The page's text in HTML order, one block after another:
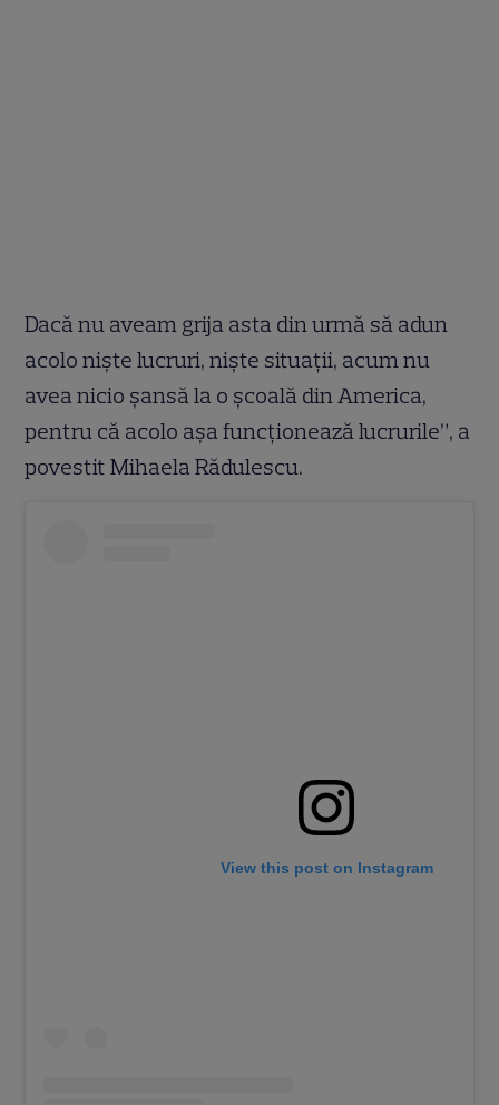
Dacă nu aveam grija asta din urmă să adun
acolo nişte lucruri, nişte situaţii, acum nu
avea nicio şansă la o şcoală din America,
pentru că acolo aşa funcţionează lucrurile”, a
povestit Mihaela Rădulescu.
View this post on Instagram